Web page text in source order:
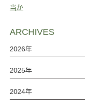
当か
ARCHIVES
2026年
2025年
2024年